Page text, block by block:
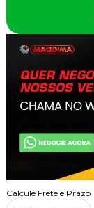
Calcule Frete e Prazo